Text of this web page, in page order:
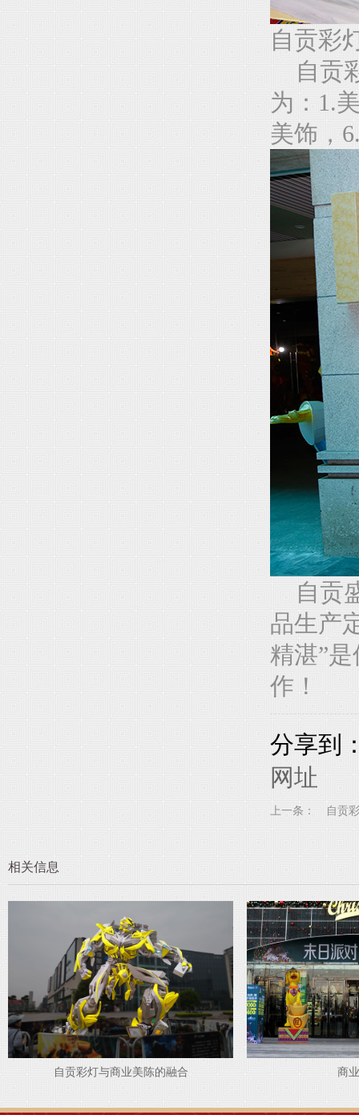
自贡彩
自贡
为：1.
美饰，
自贡
品生产
精湛”
作！
分享到
网址
上一条： 自贡
相关信息
商业美陈
【彩灯美陈】美陈